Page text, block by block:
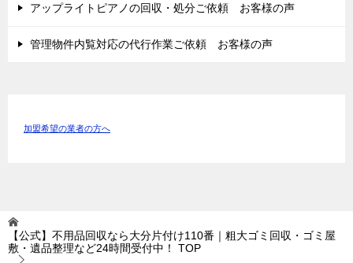
アップライトピアノの回収・処分ご依頼 お客様の声
管理物件内覧対応の代行作業ご依頼 お客様の声
加盟希望の業者の方へ
【公式】不用品回収なら大分片付け110番｜粗大ゴミ回収・ゴミ屋
敷・遺品整理など24時間受付中！
TOP